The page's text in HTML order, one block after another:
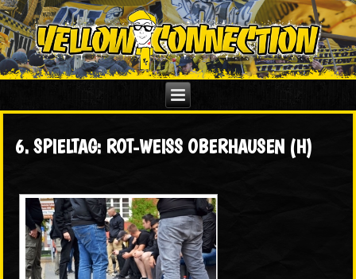
6. SPIELTAG: ROT-WEISS OBERHAUSEN (H)